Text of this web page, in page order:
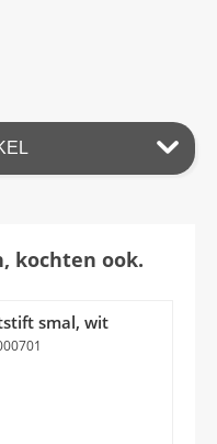
kochten ook.
smal, wit